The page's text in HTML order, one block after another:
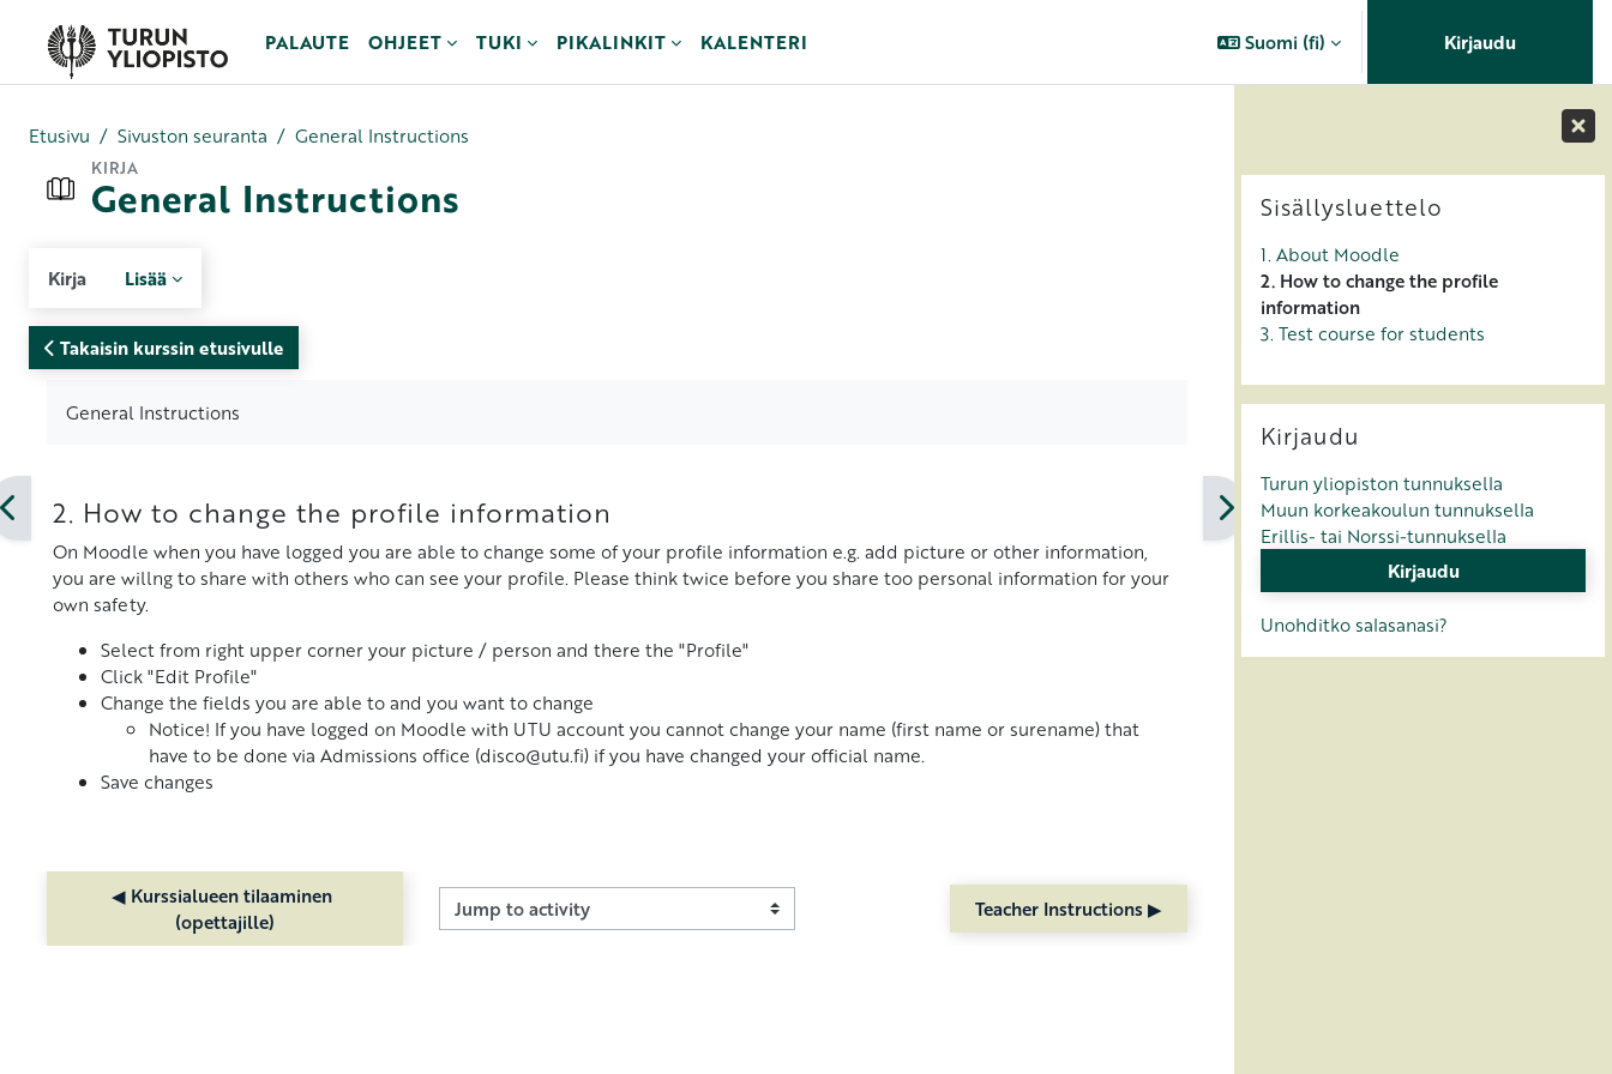
PALAUTE
OHJEET TUKI PIKALINKIT KALENTERI Suomi ‎(fi)‎ Kirjaudu
Etusivu Sivuston seuranta General Instructions
KIRJA
General Instructions
Kirja Lisää
Takaisin kurssin etusivulle
General Instructions
2. How to change the profile information
On Moodle when you have logged you are able to change some of your profile information e.g. add picture or other information,
you are willng to share with others who can see your profile. Please think twice before you share too personal information for your
own safety.
Select from right upper corner your picture / person and there the "Profile"
Click "Edit Profile"
Change the fields you are able to and you want to change
Notice! If you have logged on Moodle with UTU account you cannot change your name (first name or surename) that
have to be done via Admissions office (disco@utu.fi) if you have changed your official name.
Save changes
◀︎ Kurssialueen tilaaminen
(opettajille)
Jump to activity Teacher Instructions ▶︎
Lohkot
Sisällysluettelo
1. About Moodle
2. How to change the profile
information
3. Test course for students
Kirjaudu
Turun yliopiston tunnuksella
Muun korkeakoulun tunnuksella
Erillis- tai Norssi-tunnuksella
Unohditko salasanasi?